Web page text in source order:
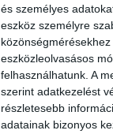
és személyes
eszköz személyre
eszközleolvasásos
felhasználhatunk. A
szerint adatkezelést
részletesebb
adatainak bizonyos